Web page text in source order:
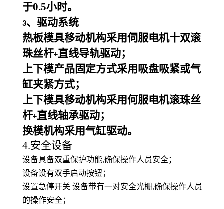
于0.5小时。
3、驱动系统
热板模具移动机构采用伺服电机十双滚
珠丝杆+直线导轨驱动；
上下模产品固定方式采用吸盘吸紧或气
缸夹紧方式；
上下模具移动机构采用何服电机滚珠丝
杆+直线轴承驱动；
换模机构采用气缸驱动。
4.安全设备
设备具备双重保护功能,确保操作人员安全；
设备设有双手启动按钮；
设置急停开关 设备带有一对安全光栅,确保操作人员
的操作安全；